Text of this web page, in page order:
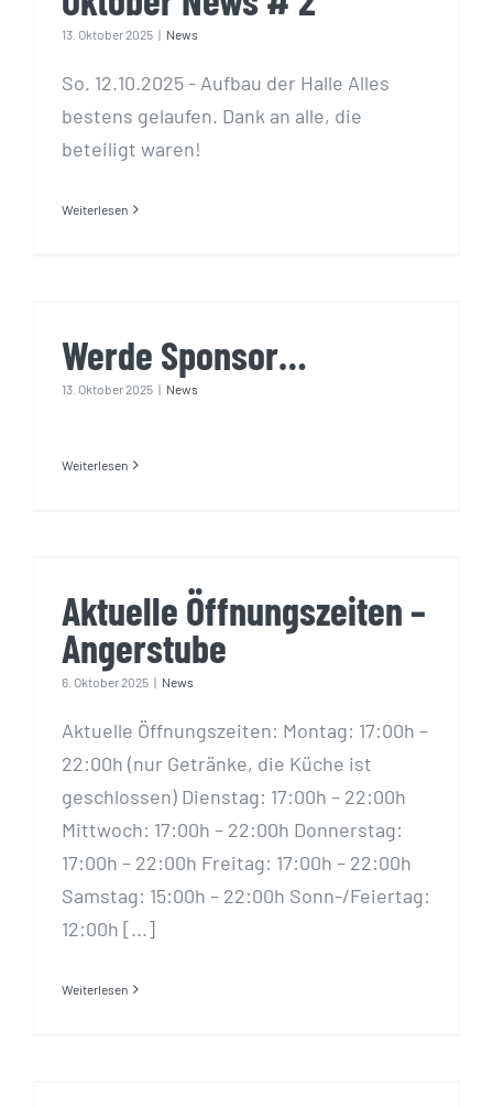
13. Oktober 2025 | News
So. 12.10.2025 - Aufbau der Halle Alles
bestens gelaufen. Dank an alle, die
beteiligt waren!
Weiterlesen
Werde Sponsor…
13. Oktober 2025 | News
Weiterlesen
Aktuelle Öffnungszeiten –
Angerstube
6. Oktober 2025 | News
Aktuelle Öffnungszeiten: Montag: 17:00h –
22:00h (nur Getränke, die Küche ist
geschlossen) Dienstag: 17:00h – 22:00h
Mittwoch: 17:00h – 22:00h Donnerstag:
17:00h – 22:00h Freitag: 17:00h – 22:00h
Samstag: 15:00h – 22:00h Sonn-/Feiertag:
12:00h [...]
Weiterlesen